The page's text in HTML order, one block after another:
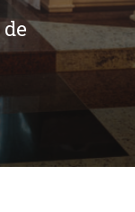
no bloco
Antônio e
pela